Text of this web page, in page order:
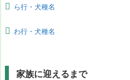
ら行・犬種名
わ行・犬種名
家族に迎えるまで